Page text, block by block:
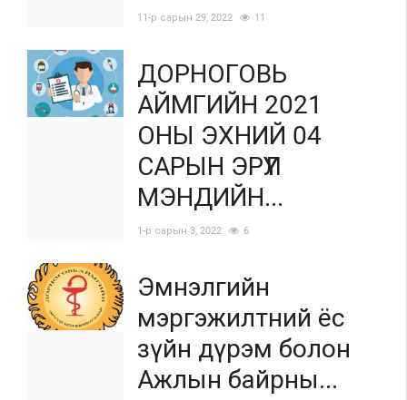
11-р сарын 29, 2022 11
ДОРНОГОВЬ
АЙМГИЙН 2021
ОНЫ ЭХНИЙ 04
САРЫН ЭРҮҮЛ
МЭНДИЙН...
1-р сарын 3, 2022 6
Эмнэлгийн
мэргэжилтний ёс
зүйн дүрэм болон
Ажлын байрны...